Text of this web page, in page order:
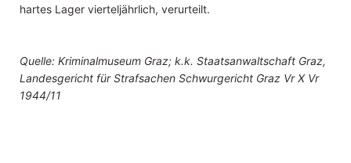
hartes Lager vierteljährlich, verurteilt.
Quelle: Kriminalmuseum Graz; k.k. Staatsanwaltschaft Graz,
Landesgericht für Strafsachen Schwurgericht Graz Vr X Vr
1944/11